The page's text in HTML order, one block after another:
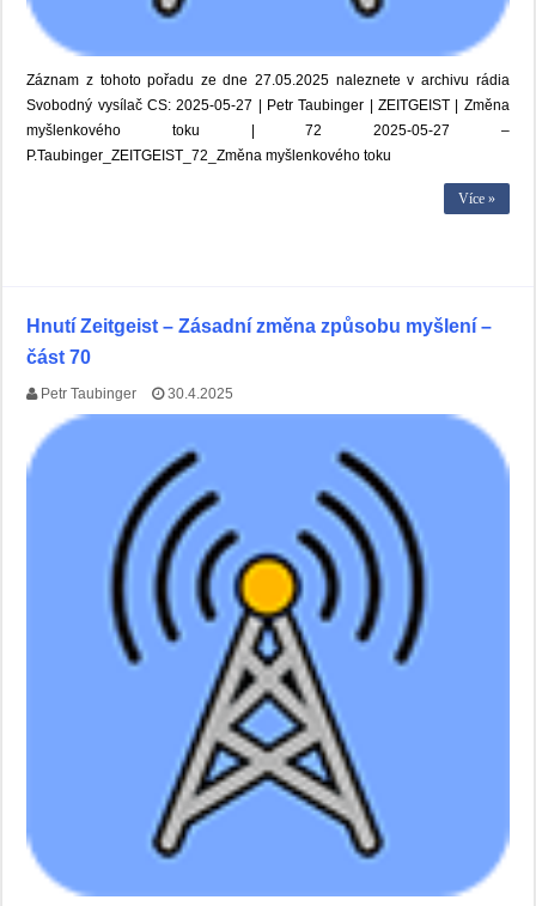
Záznam z tohoto pořadu ze dne 27.05.2025 naleznete v archivu rádia
Svobodný vysílač CS: 2025-05-27 | Petr Taubinger | ZEITGEIST | Změna
myšlenkového toku | 72 2025-05-27 –
P.Taubinger_ZEITGEIST_72_Změna myšlenkového toku
Více »
Hnutí Zeitgeist – Zásadní změna způsobu myšlení –
část 70
Petr Taubinger 30.4.2025